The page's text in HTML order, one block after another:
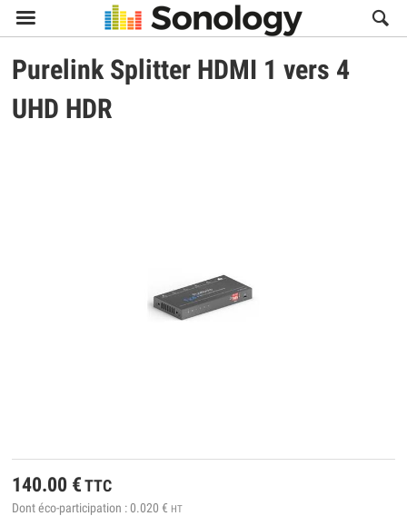

Purelink Splitter HDMI 1 vers 4
UHD HDR
140.00 € TTC
Dont éco-participation :0.020 € HT